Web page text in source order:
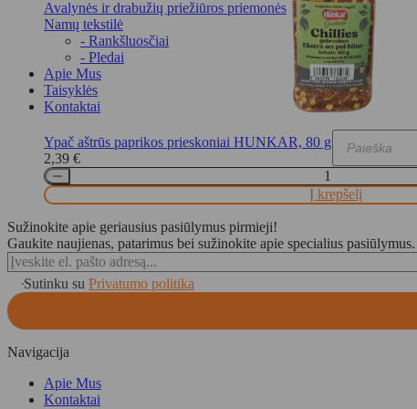
Avalynės ir drabužių priežiūros priemonės
Namų tekstilė
- Rankšluosčiai
- Pledai
Apie Mus
Taisyklės
Kontaktai
Products
search
Ypač aštrūs paprikos prieskoniai HUNKAR, 80 g
2,39 €
Į krepšelį
Sužinokite apie geriausius pasiūlymus pirmieji!
Gaukite naujienas, patarimus bei sužinokite apie specialius pasiūlymus.
Sutinku su Privatumo politika
Navigacija
Apie Mus
Kontaktai